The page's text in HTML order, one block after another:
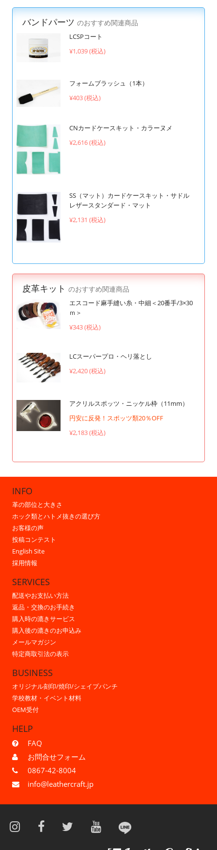
バンドパーツ のおすすめ関連商品
LCSPコート
¥1,039 (税込)
フォームブラッシュ（1本）
¥403 (税込)
CNカードケースキット・カラーヌメ
¥2,616 (税込)
SS（マット）カードケースキット・サドル
レザースタンダード・マット
¥2,131 (税込)
皮革キット のおすすめ関連商品
エスコード麻手縫い糸・中細＜20番手/3×30
ｍ＞
¥343 (税込)
LCスーパープロ・ヘリ落とし
¥2,420 (税込)
アクリルスポッツ・ニッケル枠（11mm）
円安に反発！スポッツ類20％OFF
¥2,183 (税込)
INFO
革の部位と大きさ
ホック類とハトメ抜きの選び方
お客様の声
投稿コンテスト
English Site
採用情報
SERVICES
配送やお支払い方法
返品・交換のお手続き
購入時の漉きサービス
購入後の漉きのお申込み
メールマガジン
特定商取引法の表示
BUSINESS
オリジナル刻印/焼印/シェイプパンチ
学校教材・イベント材料
OEM受付
HELP
FAQ
お問合せフォーム
0867-42-8004
info@leathercraft.jp